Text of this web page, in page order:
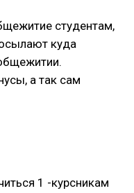
студентам,
куда
а так сам
1 -курсникам